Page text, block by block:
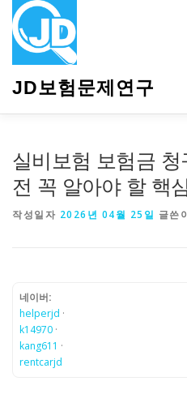
JD보험문제연구
실비보험 보험금
전 꼭 알아야 할 핵
작성일자 2026년 04월 25일 글쓴
네이버:
helperjd ·
k14970 ·
kang611 ·
rentcarjd